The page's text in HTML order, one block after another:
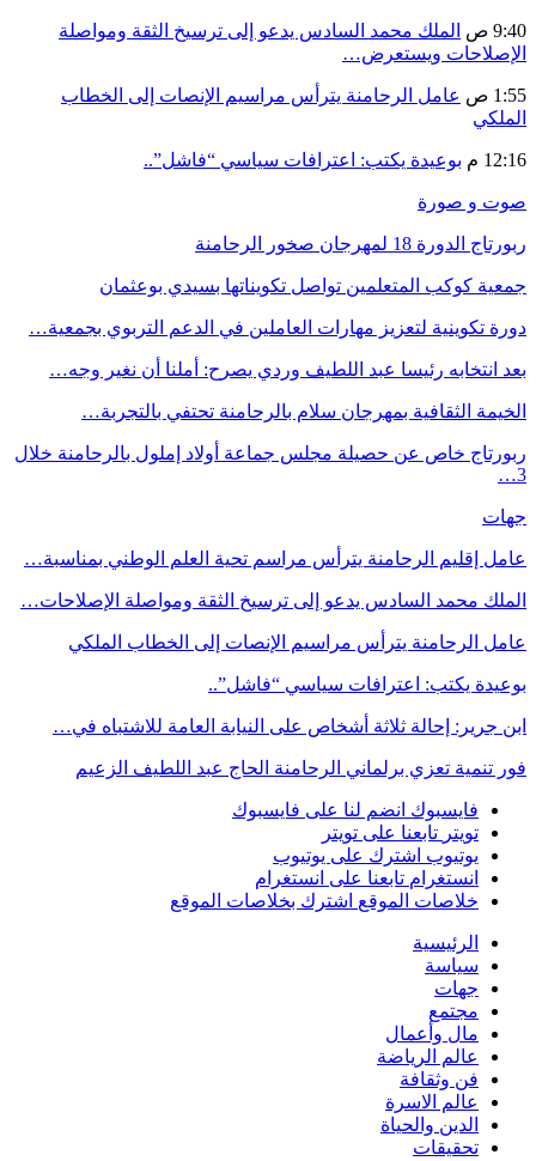
9:40 ص
الملك محمد السادس يدعو إلى ترسيخ الثقة ومواصلة
الإصلاحات ويستعرض…
1:55 ص
عامل الرحامنة يترأس مراسيم الإنصات إلى الخطاب
الملكي
12:16 م بوعيدة يكتب: اعترافات سياسي “فاشل”..
صوت و صورة
ربورتاج الدورة 18 لمهرجان صخور الرحامنة
جمعية كوكب المتعلمين تواصل تكويناتها بسيدي بوعثمان
دورة تكوينية لتعزيز مهارات العاملين في الدعم التربوي بجمعية…
بعد انتخابه رئيسا عبد اللطيف وردي يصرح: أملنا أن نغير وجه…
الخيمة الثقافية بمهرجان سلام بالرحامنة تحتفي بالتجربة…
ربورتاج خاص عن حصيلة مجلس جماعة أولاد إملول بالرحامنة خلال
3…
جهات
عامل إقليم الرحامنة يترأس مراسم تحية العلم الوطني بمناسبة…
الملك محمد السادس يدعو إلى ترسيخ الثقة ومواصلة الإصلاحات…
عامل الرحامنة يترأس مراسيم الإنصات إلى الخطاب الملكي
بوعيدة يكتب: اعترافات سياسي “فاشل”..
ابن جرير: إحالة ثلاثة أشخاص على النيابة العامة للاشتباه في…
فور تنمية تعزي برلماني الرحامنة الحاج عبد اللطيف الزعيم
فايسبوك انضم لنا على فايسبوك
تويتر تابعنا على تويتر
يوتيوب اشترك على يوتيوب
انستغرام تابعنا على انستغرام
خلاصات الموقع اشترك بخلاصات الموقع
الرئيسية
سياسة
جهات
مجتمع
مال وأعمال
عالم الرياضة
فن وثقافة
عالم الاسرة
الدين والحياة
تحقيقات